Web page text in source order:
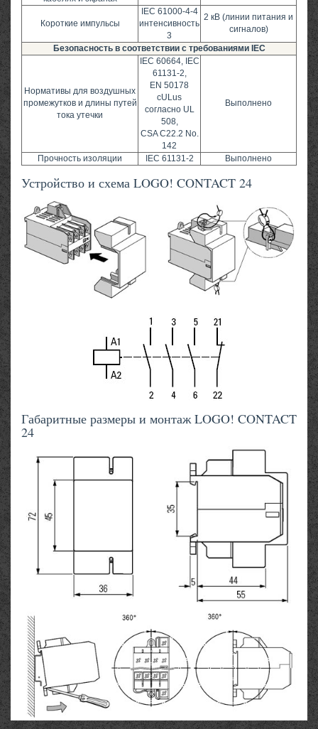
Короткие импульсы
IEC 61000-4-4
интенсивность
3
2 кВ (линии питания и
сигналов)
Безопасность в соответствии с требованиями IEC
Нормативы для воздушных
промежутков и длины путей
тока утечки
IEC 60664, IEC
61131-2,
EN 50178
cULus
согласно UL
508,
CSA C22.2 No.
142
Выполнено
Прочность изоляции IEC 61131-2 Выполнено
Устройство и схема LOGO! CONTACT 24
Габаритные размеры и монтаж LOGO! CONTACT
24